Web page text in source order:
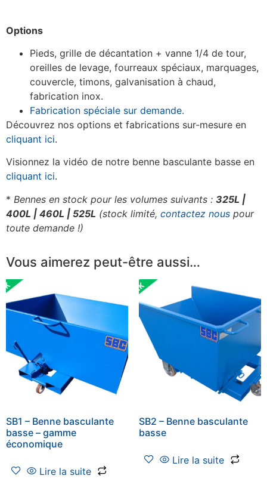
Options
Pieds, grille de décantation + vanne 1/4 de tour,
oreilles de levage, fourreaux spéciaux, marquages,
couvercle, timons, galvanisation à chaud,
fabrication inox.
Fabrication spéciale sur demande.
Découvrez nos options et fabrications sur-mesure en
cliquant ici.
Visionnez la vidéo de notre benne basculante basse en
cliquant ici.
* Bennes en stock pour les volumes suivants : 325L |
400L | 460L | 525L (stock limité, contactez nous pour
toute demande !)
Vous aimerez peut-être aussi…
SB1 – Benne basculante
basse – gamme
économique
Lire la suite
SB2 – Benne basculante
basse
Lire la suite